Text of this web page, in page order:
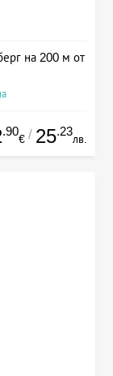
на 200 м от
.90
€ / 25.23
лв.